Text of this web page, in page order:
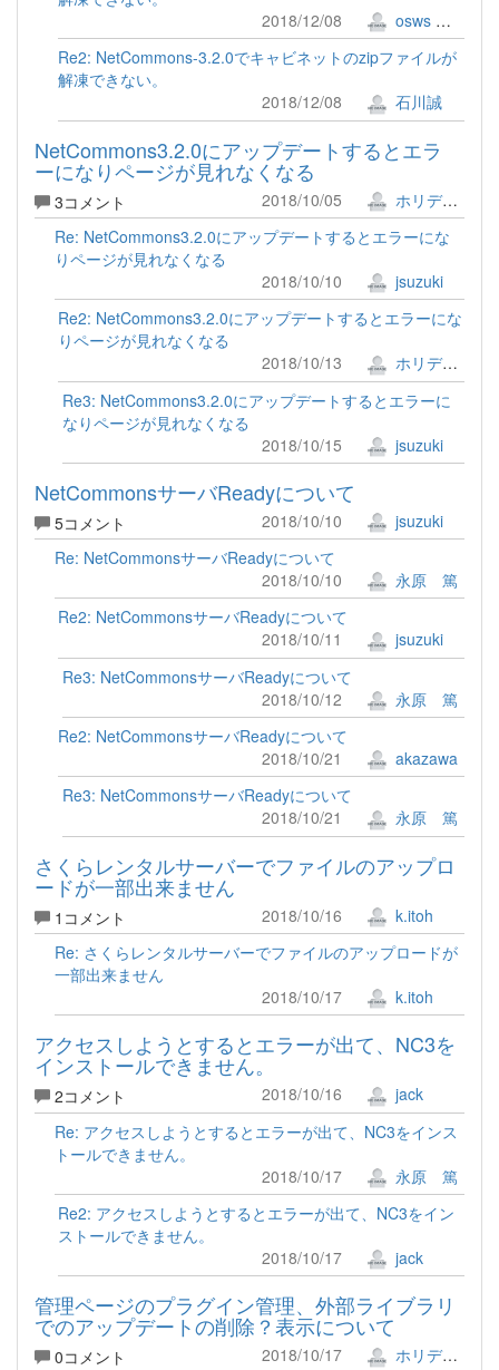
2018/12/08
osws 牟田口 満
Re2: NetCommons-3.2.0でキャビネットのzipファイルが
解凍できない。
2018/12/08
石川誠
NetCommons3.2.0にアップデートするとエラ
ーになりページが見れなくなる
3コメント 2018/10/05
ホリデー!!
Re: NetCommons3.2.0にアップデートするとエラーにな
りページが見れなくなる
2018/10/10
jsuzuki
Re2: NetCommons3.2.0にアップデートするとエラーにな
りページが見れなくなる
2018/10/13
ホリデー!!
Re3: NetCommons3.2.0にアップデートするとエラーに
なりページが見れなくなる
2018/10/15
jsuzuki
NetCommonsサーバReadyについて
5コメント 2018/10/10
jsuzuki
Re: NetCommonsサーバReadyについて
2018/10/10
永原 篤
Re2: NetCommonsサーバReadyについて
2018/10/11
jsuzuki
Re3: NetCommonsサーバReadyについて
2018/10/12
永原 篤
Re2: NetCommonsサーバReadyについて
2018/10/21
akazawa
Re3: NetCommonsサーバReadyについて
2018/10/21
永原 篤
さくらレンタルサーバーでファイルのアップロ
ードが一部出来ません
1コメント 2018/10/16
k.itoh
Re: さくらレンタルサーバーでファイルのアップロードが
一部出来ません
2018/10/17
k.itoh
アクセスしようとするとエラーが出て、NC3を
インストールできません。
2コメント 2018/10/16
jack
Re: アクセスしようとするとエラーが出て、NC3をインス
トールできません。
2018/10/17
永原 篤
Re2: アクセスしようとするとエラーが出て、NC3をイン
ストールできません。
2018/10/17
jack
管理ページのプラグイン管理、外部ライブラリ
でのアップデートの削除？表示について
0コメント 2018/10/17 ホリデー!!